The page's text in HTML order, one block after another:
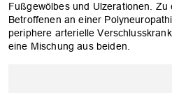
Fußgewölbes und Ulzerationen.
Betroffenen an einer
periphere arterielle
eine Mischung aus beiden.